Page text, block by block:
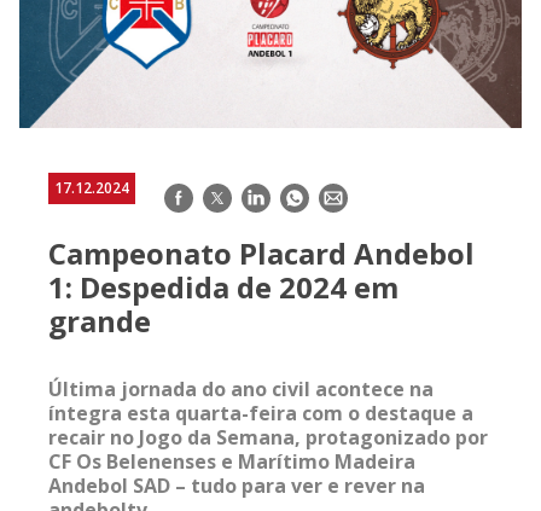
17.12.2024 Facebook
TwitterLinkedInWhatsApp
E-
Campeonato Placard Andebol
1: Despedida de 2024 em
grande
Última jornada do ano civil acontece na
íntegra esta quarta-feira com o destaque a
recair no Jogo da Semana, protagonizado por
CF Os Belenenses e Marítimo Madeira
Andebol SAD – tudo para ver e rever na